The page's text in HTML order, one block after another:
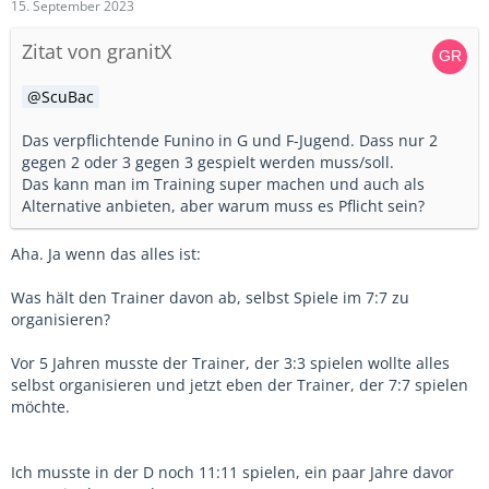
Ich sagte, nein, dass wir Spiele gewinnen liegt noch zu sehr
an ihm. Ja, "defensiv" wurden die Jungs besser, weil sie im
Training gegen den Jungen spielten und sich dann immer
Wir hatten dann auch mal andere Torschuetzen, weil der
Aber wirklich besser wurden wir im letzten Jahr, als der
Junge nicht mehr bei uns war, weil er zu einem "groessere"
Verein gegangen ist. Es gab da zwar auch keine Tabellen,
aber auf den Turnieren schoss sein neues Team alles kurz
und klein. Da gibt es dann die Top-Trainer, die meinen, dass
drei besten des Jahrgangs zu sich geholt... Bis dann die
NLZs anfangen zu scouten und dann sind diese Jungs weg
Spielfeldrand stehen, verschwinden dann von der
Bildflaeche.
weiterentwickelt. Nicht alle, aber die 6-7, die Interesse am
15. September 2023
Zitat von granitX
ScuBac
Das verpflichtende Funino in G und F-Jugend. Dass nur 2
gegen 2 oder 3 gegen 3 gespielt werden muss/soll.
Das kann man im Training super machen und auch als
Alternative anbieten, aber warum muss es Pflicht sein?
Aha. Ja wenn das alles ist:
Was hält den Trainer davon ab, selbst Spiele im 7:7 zu
organisieren?
Vor 5 Jahren musste der Trainer, der 3:3 spielen wollte alles
selbst organisieren und jetzt eben der Trainer, der 7:7 spielen
möchte.
Ich musste in der D noch 11:11 spielen, ein paar Jahre davor